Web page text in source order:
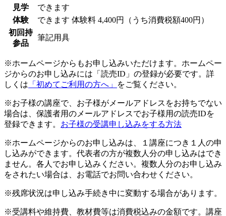
見学
できます
体験
できます 体験料 4,400円（うち消費税額400円）
初回持
参品
筆記用具
※ホームページからもお申し込みいただけます。ホームペー
ジからのお申し込みには「読売ID」の登録が必要です。詳
しくは 「初めてご利用の方へ」 をご覧ください。
※お子様の講座で、お子様がメールアドレスをお持ちでない
場合は、保護者用のメールアドレスでお子様用の読売IDを
登録できます。 お子様の受講申し込みをする方法
※ホームページからのお申し込みは、１講座につき１人の申
し込みができます。代表者の方が複数人分の申し込みはでき
ません。各人でお申し込みください。複数人分のお申し込み
をされたい場合は、お電話でお問い合わせください。
※残席状況は申し込み手続き中に変動する場合があります。
※受講料や維持費、教材費等は消費税込みの金額です。講座